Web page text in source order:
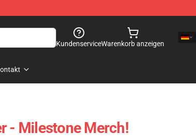
KundenserviceWarenkorb anzeigen
- Milestone Merch!